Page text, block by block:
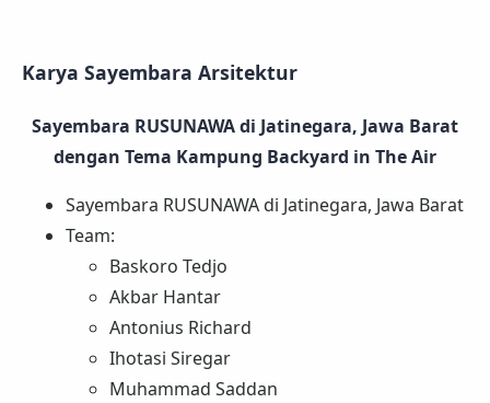
Karya Sayembara Arsitektur
Sayembara RUSUNAWA di Jatinegara, Jawa Barat
dengan Tema Kampung Backyard in The Air
Sayembara RUSUNAWA di Jatinegara, Jawa Barat
Team:
Baskoro Tedjo
Akbar Hantar
Antonius Richard
Ihotasi Siregar
Muhammad Saddan